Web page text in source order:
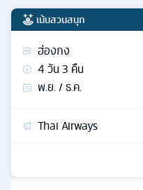
เน้นสวนสนุก
ฮ่องกง
4วัน3 คืน
พ.ย. / ธ.ค.
Thai Airways